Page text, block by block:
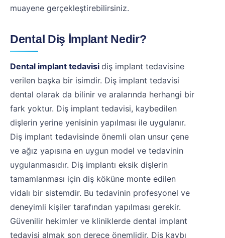
muayene gerçekleştirebilirsiniz.
Dental Diş İmplant Nedir?
Dental implant tedavisi diş implant tedavisine
verilen başka bir isimdir. Diş implant tedavisi
dental olarak da bilinir ve aralarında herhangi bir
fark yoktur. Diş implant tedavisi, kaybedilen
dişlerin yerine yenisinin yapılması ile uygulanır.
Diş implant tedavisinde önemli olan unsur çene
ve ağız yapısına en uygun model ve tedavinin
uygulanmasıdır. Diş implantı eksik dişlerin
tamamlanması için diş köküne monte edilen
vidalı bir sistemdir. Bu tedavinin profesyonel ve
deneyimli kişiler tarafından yapılması gerekir.
Güvenilir hekimler ve kliniklerde dental implant
tedavisi almak son derece önemlidir. Diş kaybı